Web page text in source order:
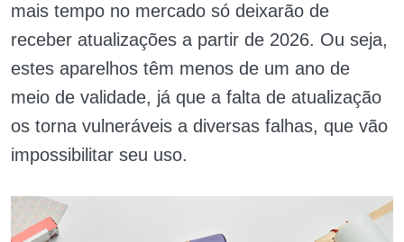
mais tempo no mercado só deixarão de
receber atualizações a partir de 2026. Ou seja,
estes aparelhos têm menos de um ano de
meio de validade, já que a falta de atualização
os torna vulneráveis a diversas falhas, que vão
impossibilitar seu uso.